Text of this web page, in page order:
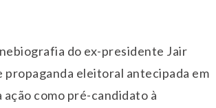
do ex-presidente Jair
eleitoral antecipada em
como pré-candidato à